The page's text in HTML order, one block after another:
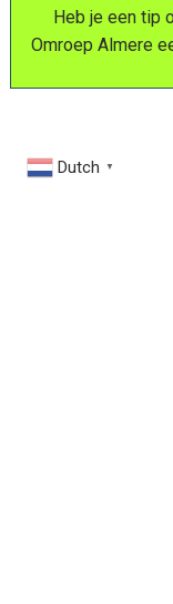
Heb je een tip
Omroep Almere
Dutch ▼